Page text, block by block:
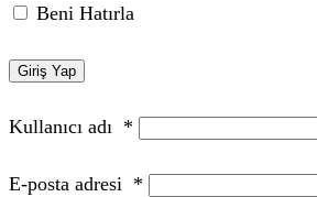
Beni Hatırla
Giriş Yap
Kullanıcı adı *
E-posta adresi *